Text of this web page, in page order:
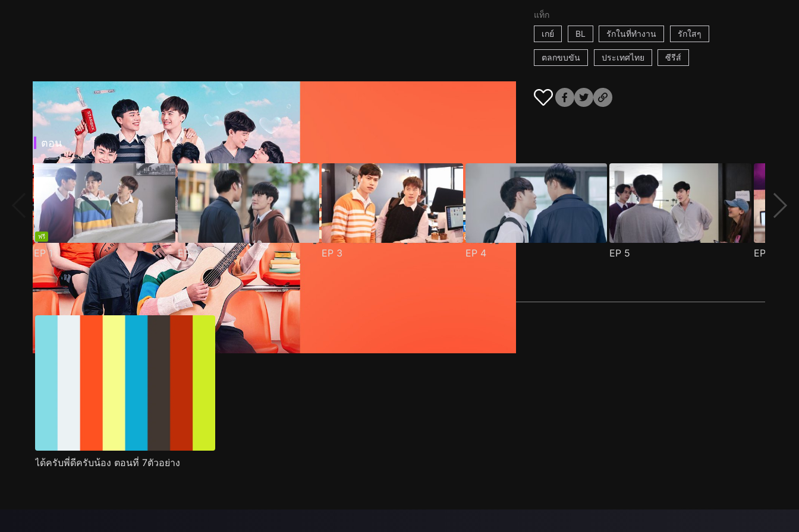
แท็ก
เกย์
BL รักในที่ทำงาน รักใสๆ
ตลกขบขัน ประเทศไทย ซีรีส์
ตอน
ฟรี
EP1 EP2 EP 3 EP 4 EP 5 EP
ตัวอย่าง ภาพนิ่ง เนื้อหาที่แนะนำ รายละเอียด
ได้ครับพี่ดีครับน้อง ตอนที่ 7ตัวอย่าง